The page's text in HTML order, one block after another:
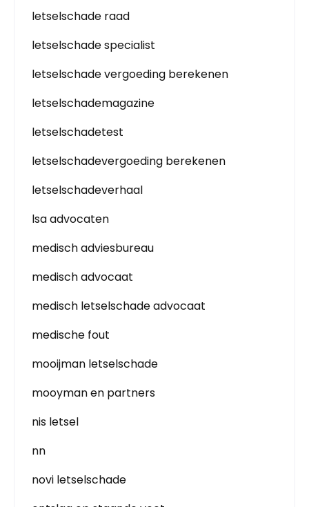
letselschade raad
letselschade specialist
letselschade vergoeding berekenen
letselschademagazine
letselschadetest
letselschadevergoeding berekenen
letselschadeverhaal
lsa advocaten
medisch adviesbureau
medisch advocaat
medisch letselschade advocaat
medische fout
mooijman letselschade
mooyman en partners
nis letsel
nn
novi letselschade